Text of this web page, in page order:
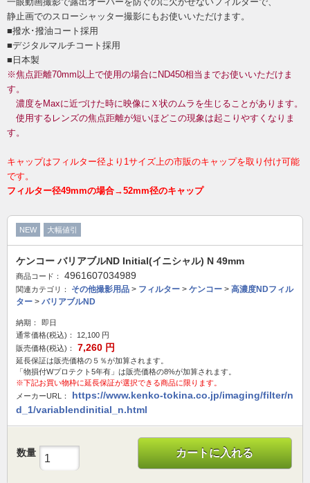
静止画でのスローシャッター撮影にもお使いいただけます。
■撥水･撥油コート採用
■デジタルマルチコート採用
■日本製
※焦点距離70mm以上で使用の場合にND450相当までお使いいただけま
す。
濃度をMaxに近づけた時に映像にＸ状のムラを生じることがあります。
使用するレンズの焦点距離が短いほどこの現象は起こりやすくなりま
す。
キャップはフィルター径より1サイズ上の市販のキャップを取り付け可能
です。
フィルター径49mmの場合→52mm径のキャップ
NEW 大幅値引
ケンコー バリアブルND Initial(イニシャル) N 49mm
商品コード： 4961607034989
関連カテゴリ： その他撮影用品 > フィルター > ケンコー > 高濃度NDフィル
ター > バリアブルND
納期：
即日
通常価格(税込)：
12,100 円
販売価格(税込)：
7,260 円
延長保証は販売価格の５％が加算されます。
「物損付Wプロテクト5年有」は販売価格の8%が加算されます。
※下記お買い物枠に延長保証が選択できる商品に限ります。
メーカーURL：
https://www.kenko-tokina.co.jp/imaging/filter/n
d_1/variablendinitial_n.html
数量 カートに入れる